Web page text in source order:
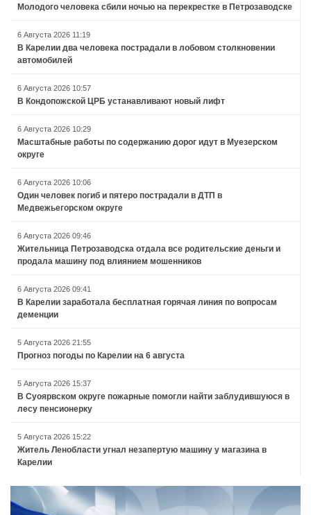
Молодого человека сбили ночью на перекрестке в Петрозаводске
6 Августа 2026 11:19
В Карелии два человека пострадали в лобовом столкновении
автомобилей
6 Августа 2026 10:57
В Кондопожской ЦРБ устанавливают новый лифт
6 Августа 2026 10:29
Масштабные работы по содержанию дорог идут в Муезерском
округе
6 Августа 2026 10:06
Один человек погиб и пятеро пострадали в ДТП в
Медвежьегорском округе
6 Августа 2026 09:46
Жительница Петрозаводска отдала все родительские деньги и
продала машину под влиянием мошенников
6 Августа 2026 09:41
В Карелии заработала бесплатная горячая линия по вопросам
деменции
5 Августа 2026 21:55
Прогноз погоды по Карелии на 6 августа
5 Августа 2026 15:37
В Суоярвском округе пожарные помогли найти заблудившуюся в
лесу пенсионерку
5 Августа 2026 15:22
Житель Ленобласти угнал незапертую машину у магазина в
Карелии